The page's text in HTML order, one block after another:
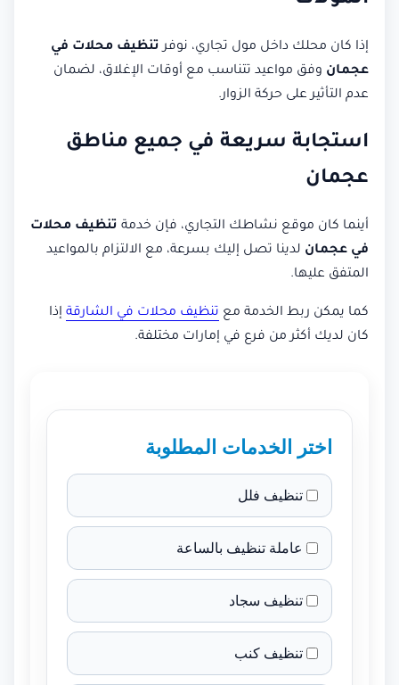
إذا كان محلك داخل مول تجاري، نوفر تنظيف محلات في
عجمان وفق مواعيد تتناسب مع أوقات الإغلاق، لضمان
عدم التأثير على حركة الزوار.
استجابة سريعة في جميع مناطق
عجمان
أينما كان موقع نشاطك التجاري، فإن خدمة تنظيف محلات
في عجمان لدينا تصل إليك بسرعة، مع الالتزام بالمواعيد
المتفق عليها.
كما يمكن ربط الخدمة مع تنظيف محلات في الشارقة إذا
كان لديك أكثر من فرع في إمارات مختلفة.
اختر الخدمات المطلوبة
تنظيف فلل
عاملة تنظيف بالساعة
تنظيف سجاد
تنظيف كنب